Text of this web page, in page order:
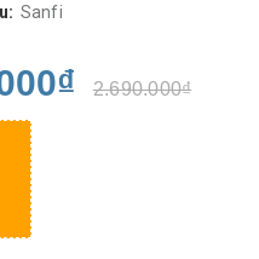
Sanfi
2.690.000₫